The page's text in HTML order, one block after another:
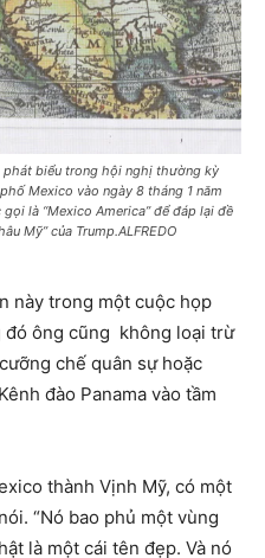
phát biểu trong hội nghị thường kỳ
Mexico vào ngày 8 tháng 1 năm
là “Mexico America” ​​để đáp lại đề
Mỹ” của Trump.ALFREDO
này trong một cuộc họp
đó ông cũng không loại trừ
chế quân sự hoặc
đào Panama vào tầm
thành Vịnh Mỹ, có một
“Nó bao phủ một vùng
là một cái tên đẹp. Và nó